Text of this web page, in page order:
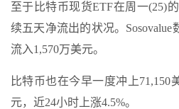
至于比特币现货ETF在周一(25)
续五天净流出的状况。
流入1,570万美元。
比特币也在今早一度冲上71,150
元，近24小时上涨4.5%。